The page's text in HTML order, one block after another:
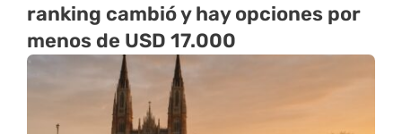
ranking cambió y hay opciones por
menos de USD 17.000